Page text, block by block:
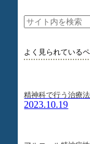
よく見られている
精神科で行う治療
2023.10.19